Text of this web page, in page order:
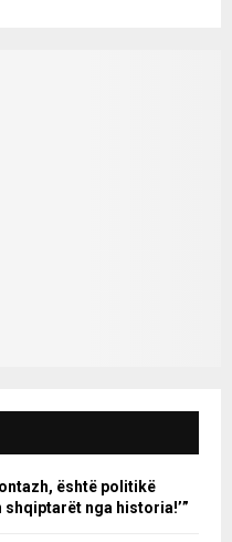
është politikë
nga historia!’”